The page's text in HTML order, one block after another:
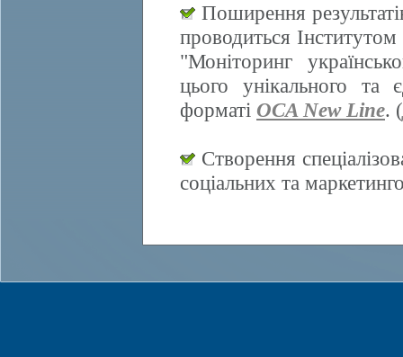
Поширення
проводиться Інститутом
"Моніторинг
цього унікального та
форматі OCA New Line. (
Створення
соціальних та